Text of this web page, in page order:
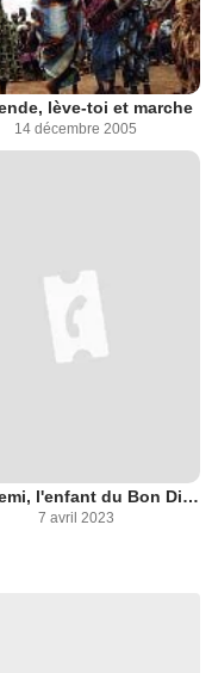
lève-toi et marche
14 décembre 2005
Wendemi, l'enfant du Bon Dieu
7 avril 2023